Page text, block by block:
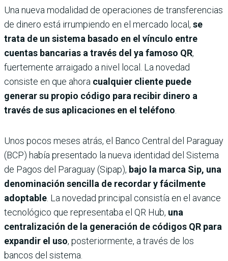
Una nueva modalidad de operaciones de transferencias
de dinero está irrumpiendo en el mercado local, se
trata de un sistema basado en el vínculo entre
cuentas bancarias a través del ya famoso QR,
fuertemente arraigado a nivel local. La novedad
consiste en que ahora cualquier cliente puede
generar su propio código para recibir dinero a
través de sus aplicaciones en el teléfono
Unos pocos meses atrás, el Banco Central del Paraguay
(BCP) había presentado la nueva identidad del Sistema
de Pagos del Paraguay (Sipap), bajo la marca Sip, una
denominación sencilla de recordar y fácilmente
adoptable . La novedad principal consistía en el avance
tecnológico que representaba el QR Hub, una
centralización de la generación de códigos QR para
expandir el uso, posteriormente, a través de los
bancos del sistema.